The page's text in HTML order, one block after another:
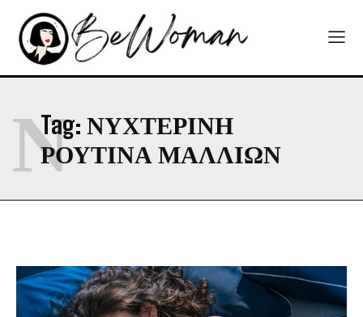
Tag: ΝΥΧΤΕΡΙΝΗ
ΡΟΥΤΙΝΑ ΜΑΛΛΙΩΝ
Ν